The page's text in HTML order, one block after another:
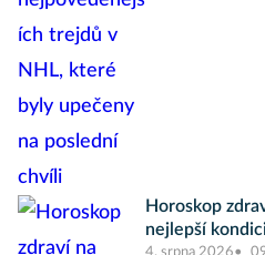
Horoskop
nejlepší